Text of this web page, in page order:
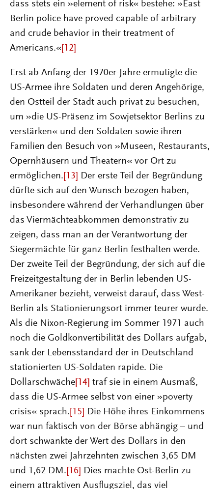
dass stets ein »element of risk« bestehe: »East
Berlin police have proved capable of arbitrary
and crude behavior in their treatment of
Americans.« [12]
Erst ab Anfang der 1970er-Jahre ermutigte die
US-Armee ihre Soldaten und deren Angehörige,
den Ostteil der Stadt auch privat zu besuchen,
um »die US-Präsenz im Sowjetsektor Berlins zu
verstärken« und den Soldaten sowie ihren
Familien den Besuch von »Museen, Restaurants,
Opernhäusern und Theatern« vor Ort zu
ermöglichen. [13]
Der erste Teil der Begründung
dürfte sich auf den Wunsch bezogen haben,
insbesondere während der Verhandlungen über
das Viermächteabkommen demonstrativ zu
zeigen, dass man an der Verantwortung der
Siegermächte für ganz Berlin festhalten werde.
Der zweite Teil der Begründung, der sich auf die
Freizeitgestaltung der in Berlin lebenden US-
Amerikaner bezieht, verweist darauf, dass West-
Berlin als Stationierungsort immer teurer wurde.
Als die Nixon-Regierung im Sommer 1971 auch
noch die Goldkonvertibilität des Dollars aufgab,
sank der Lebensstandard der in Deutschland
stationierten US-Soldaten rapide. Die
Dollarschwäche [14] traf sie in einem Ausmaß,
dass die US-Armee selbst von einer »poverty
crisis« sprach. [15]
Die Höhe ihres Einkommens
war nun faktisch von der Börse abhängig – und
dort schwankte der Wert des Dollars in den
nächsten zwei Jahrzehnten zwischen 3,65 DM
und 1,62 DM. [16] Dies machte Ost-Berlin zu
einem attraktiven Ausflugsziel, das viel